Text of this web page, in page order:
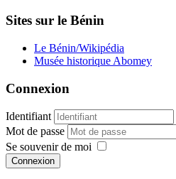
Sites sur le Bénin
Le Bénin/Wikipédia
Musée historique Abomey
Connexion
Identifiant
Mot de passe
Se souvenir de moi
Connexion